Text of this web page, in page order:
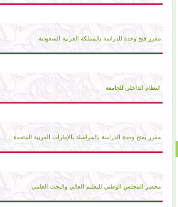
مقرر فتح وحدة للدراسة بالمملكة العربية السعودية
النظام الداخلي للجامعة
مقرر بفتح وحدة الدراسة بالمراسلة بالإمارات العربية المتحدة
محضر المجلس الوطني للتعليم العالي والبحث العلمي